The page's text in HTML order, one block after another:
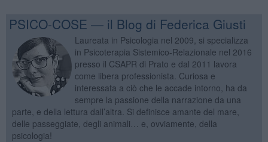
PSICO-COSE — il Blog di Federica Giusti
Laureata in Psicologia nel 2009, si specializza
in Psicoterapia Sistemico-Relazionale nel 2016
presso il CSAPR di Prato e dal 2011 lavora
come libera professionista. Curiosa e
interessata a ciò che le accade intorno, ha da
sempre la passione della narrazione da una
parte, e della lettura dall’altra. Si definisce amante del mare,
delle passeggiate, degli animali… e, ovviamente, della
psicologia!